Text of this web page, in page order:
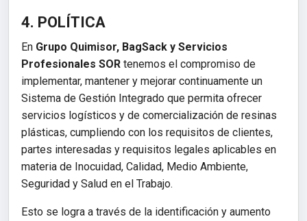
4. POLÍTICA
En Grupo Quimisor, BagSack y Servicios
Profesionales SOR tenemos el compromiso de
implementar, mantener y mejorar continuamente un
Sistema de Gestión Integrado que permita ofrecer
servicios logísticos y de comercialización de resinas
plásticas, cumpliendo con los requisitos de clientes,
partes interesadas y requisitos legales aplicables en
materia de Inocuidad, Calidad, Medio Ambiente,
Seguridad y Salud en el Trabajo.
Esto se logra a través de la identificación y aumento